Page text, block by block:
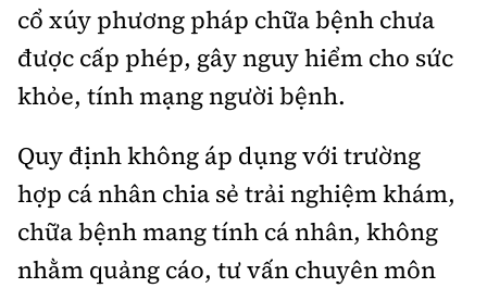
cổ xúy phương pháp chữa bệnh chưa
được cấp phép, gây nguy hiểm cho sức
khỏe, tính mạng người bệnh.
Quy định không áp dụng với trường
hợp cá nhân chia sẻ trải nghiệm khám,
chữa bệnh mang tính cá nhân, không
nhằm quảng cáo, tư vấn chuyên môn